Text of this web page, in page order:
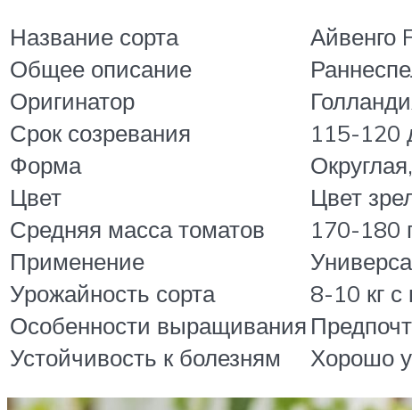
Название сорта
Айвенго
Общее описание
Оригинатор
Срок созревания
115-120
Форма
Цвет
Цвет
Средняя масса томатов
170-180
Применение
Урожайность сорта
8-10 кг с
Особенности выращивания
Устойчивость к болезням
Хорошо